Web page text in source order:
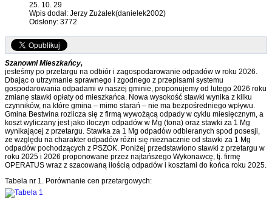
25. 10. 29
Wpis dodał: Jerzy Zużałek(danielek2002)
Odsłony: 3772
Szanowni Mieszkańcy,
jesteśmy po przetargu na odbiór i zagospodarowanie odpadów w roku 2026.
Dbając o utrzymanie sprawnego i zgodnego z przepisami systemu
gospodarowania odpadami w naszej gminie, proponujemy od lutego 2026 roku
zmianę stawki opłaty od mieszkańca. Nowa wysokość stawki wynika z kilku
czynników, na które gmina – mimo starań – nie ma bezpośredniego wpływu.
Gmina Bestwina rozlicza się z firmą wywożącą odpady w cyklu miesięcznym, a
koszt wyliczany jest jako iloczyn odpadów w Mg (tona) oraz stawki za 1 Mg
wynikającej z przetargu. Stawka za 1 Mg odpadów odbieranych spod posesji,
ze względu na charakter odpadów różni się nieznacznie od stawki za 1 Mg
odpadów pochodzących z PSZOK. Poniżej przedstawiono stawki z przetargu w
roku 2025 i 2026 proponowane przez najtańszego Wykonawcę, tj. firmę
OPERATUS wraz z szacowaną ilością odpadów i kosztami do końca roku 2025.
Tabela nr 1. Porównanie cen przetargowych: